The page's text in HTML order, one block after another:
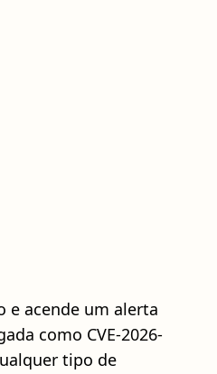
e acende um alerta
como CVE-2026-
tipo de